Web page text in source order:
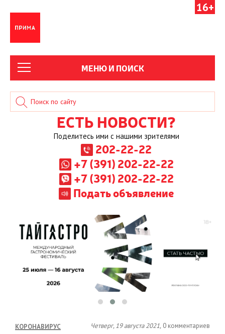
16+
МЕНЮ И ПОИСК
ЕСТЬ НОВОСТИ?
Поделитесь ими с нашими зрителями
202-22-22
+7 (391) 202-22-22
+7 (391) 202-22-22
Подать объявление
КОРОНАВИРУС Четверг, 19 августа 2021, 0 комментариев